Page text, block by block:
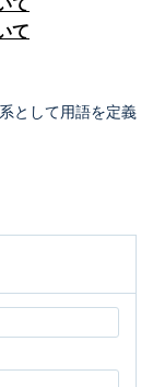
て
として用語を定義